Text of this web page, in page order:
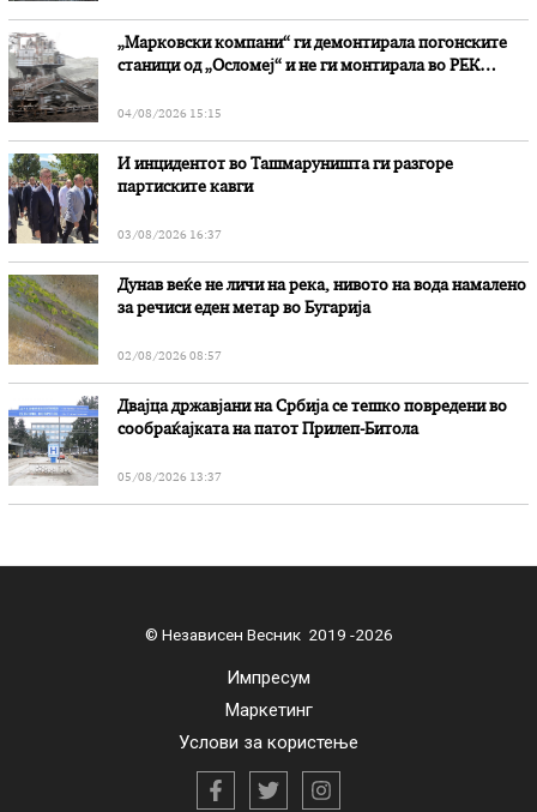
„Марковски компани“ ги демонтирала погонските
станици од „Осломеј“ и не ги монтирала во РЕК
04/08/2026 15:15
И инцидентот во Ташмаруништa ги разгоре
партиските кавги
03/08/2026 16:37
Дунав веќе не личи на река, нивото на вода намалено
за речиси еден метар во Бугарија
02/08/2026 08:57
Двајца државјани на Србија се тешко повредени во
сообраќајката на патот Прилеп-Битола
05/08/2026 13:37
© Независен Весник 2019 -2026
Импресум
Маркетинг
Услови за користење